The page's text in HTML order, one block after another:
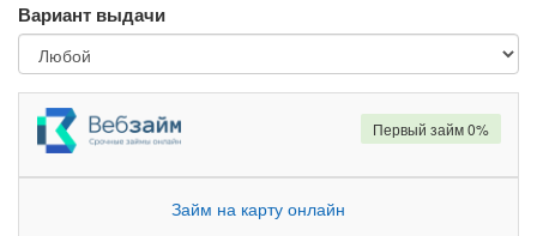
Вариант выдачи
Займ на карту онлайн
Первый займ 0%